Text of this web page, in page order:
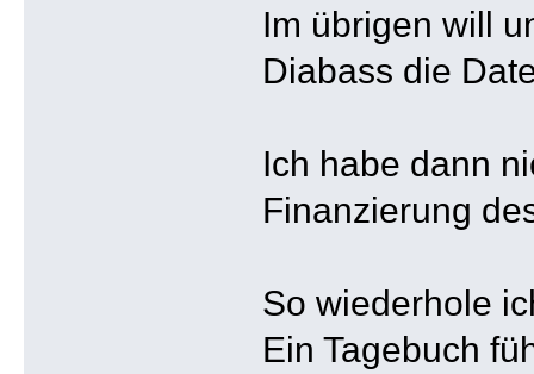
Im übrigen will
Diabass die
Ich habe dann
Finanzierung
So wiederhole
Ein Tagebuch